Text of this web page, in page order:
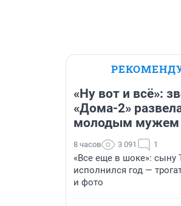
«Ну вот и всё»:
«Дома-2»
молодым мужем
8 часов 3 091 1
«Все еще в шоке»: сыну
исполнился год —
и фото